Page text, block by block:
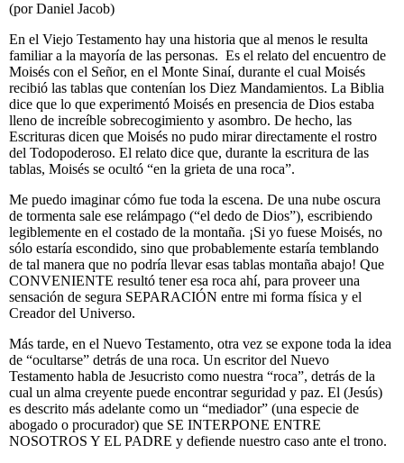
(por Daniel Jacob)
En el Viejo Testamento hay una historia que al menos le resulta
familiar a la mayoría de las personas. Es el relato del encuentro de
Moisés con el Señor, en el Monte Sinaí, durante el cual Moisés
recibió las tablas que contenían los Diez Mandamientos. La Biblia
dice que lo que experimentó Moisés en presencia de Dios estaba
lleno de increíble sobrecogimiento y asombro. De hecho, las
Escrituras dicen que Moisés no pudo mirar directamente el rostro
del Todopoderoso. El relato dice que, durante la escritura de las
tablas, Moisés se ocultó “en la grieta de una roca”.
Me puedo imaginar cómo fue toda la escena. De una nube oscura
de tormenta sale ese relámpago (“el dedo de Dios”), escribiendo
legiblemente en el costado de la montaña. ¡Si yo fuese Moisés, no
sólo estaría escondido, sino que probablemente estaría temblando
de tal manera que no podría llevar esas tablas montaña abajo! Que
CONVENIENTE resultó tener esa roca ahí, para proveer una
sensación de segura SEPARACIÓN entre mi forma física y el
Creador del Universo.
Más tarde, en el Nuevo Testamento, otra vez se expone toda la idea
de “ocultarse” detrás de una roca. Un escritor del Nuevo
Testamento habla de Jesucristo como nuestra “roca”, detrás de la
cual un alma creyente puede encontrar seguridad y paz. El (Jesús)
es descrito más adelante como un “mediador” (una especie de
abogado o procurador) que SE INTERPONE ENTRE
NOSOTROS Y EL PADRE y defiende nuestro caso ante el trono.